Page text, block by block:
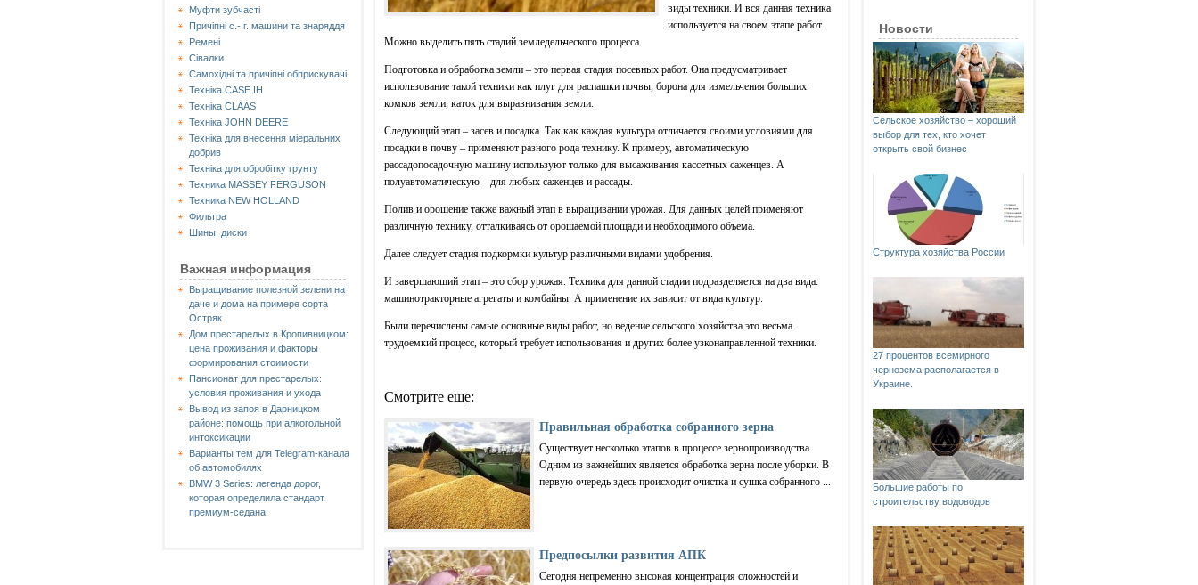
Муфти зубчасті
Причіпні с.- г. машини та знаряддя
Ремені
Сівалки
Самохідні та причіпні обприскувачі
Техніка CASE IH
Техніка CLAAS
Техніка JOHN DEERE
Техніка для внесення міеральних
добрив
Техніка для обробітку грунту
Техника MASSEY FERGUSON
Техника NEW HOLLAND
Фильтра
Шины, диски
Важная информация
Выращивание полезной зелени на
даче и дома на примере сорта
Остряк
Дом престарелых в Кропивницком:
цена проживания и факторы
формирования стоимости
Пансионат для престарелых:
условия проживания и ухода
Вывод из запоя в Дарницком
районе: помощь при алкогольной
интоксикации
Варианты тем для Telegram-канала
об автомобилях
BMW 3 Series: легенда дорог,
которая определила стандарт
премиум-седана
Новости
Сельское хозяйство – хороший
выбор для тех, кто хочет
открыть свой бизнес
Структура хозяйства России
27 процентов всемирного
чернозема располагается в
Украине.
Большие работы по
строительству водоводов
виды техники. И вся данная техника
используется на своем этапе работ.
Можно выделить пять стадий земледельческого процесса.
Подготовка и обработка земли – это первая стадия посевных работ. Она предусматривает
использование такой техники как плуг для распашки почвы, борона для измельчения больших
комков земли, каток для выравнивания земли.
Следующий этап – засев и посадка. Так как каждая культура отличается своими условиями для
посадки в почву – применяют разного рода технику. К примеру, автоматическую
рассадопосадочную машину используют только для высаживания кассетных саженцев. А
полуавтоматическую – для любых саженцев и рассады.
Полив и орошение также важный этап в выращивании урожая. Для данных целей применяют
различную технику, отталкиваясь от орошаемой площади и необходимого объема.
Далее следует стадия подкормки культур различными видами удобрения.
И завершающий этап – это сбор урожая. Техника для данной стадии подразделяется на два вида:
машинотракторные агрегаты и комбайны. А применение их зависит от вида культур.
Были перечислены самые основные виды работ, но ведение сельского хозяйства это весьма
трудоемкий процесс, который требует использования и других более узконаправленной техники.
Смотрите еще:
Правильная обработка собранного зерна
Существует несколько этапов в процессе зернопроизводства.
Одним из важнейших является обработка зерна после уборки. В
первую очередь здесь происходит очистка и сушка собранного ...
Предпосылки развития АПК
Сегодня непременно высокая концентрация сложностей и